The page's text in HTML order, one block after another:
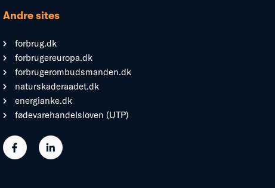
Andre sites
forbrug.dk
forbrugereuropa.dk
forbrugerombudsmanden.dk
naturskaderaadet.dk
energianke.dk
fødevarehandelsloven (UTP)